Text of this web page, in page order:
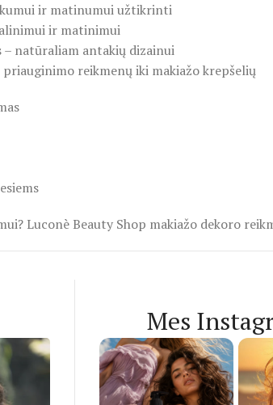
ir matinumui užtikrinti
ir matinimui
natūraliam antakių dizainui
reikmenų iki makiažo krepšelių
Luconè Beauty Shop makiažo dekoro
Mes